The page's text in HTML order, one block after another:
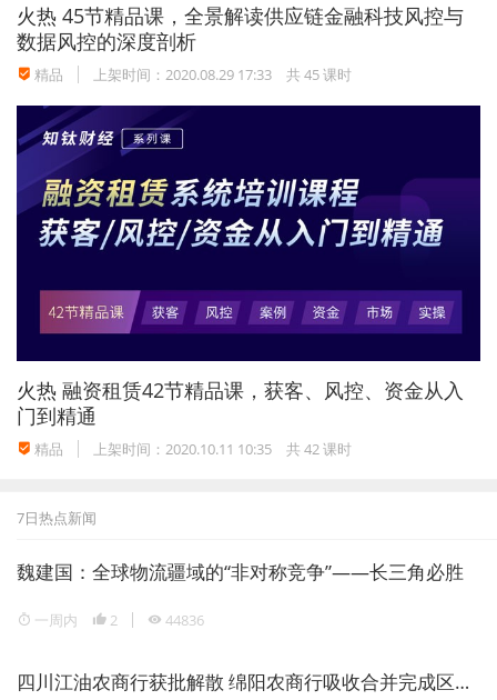
57c0907e9fbc8/pb/posDetail.html?
postId=64f0519c1c240e725e650146&postT
火热 45节精品课，全景解读供应链金融科技风控与
数据风控的深度剖析
精品 上架时间：2020.08.29 17:33 共 45 课时
火热 融资租赁42节精品课，获客、风控、资金从入
门到精通
精品 上架时间：2020.10.11 10:35 共 42 课时
7日热点新闻
魏建国：全球物流疆域的“非对称竞争”——长三角必胜
一周内 2 44836
四川江油农商行获批解散 绵阳农商行吸收合并完成区域银行整合